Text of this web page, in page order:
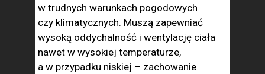
w trudnych warunkach pogodowych
czy klimatycznych. Muszą zapewniać
wysoką oddychalność i wentylację ciała
nawet w wysokiej temperaturze,
a w przypadku niskiej – zachowanie